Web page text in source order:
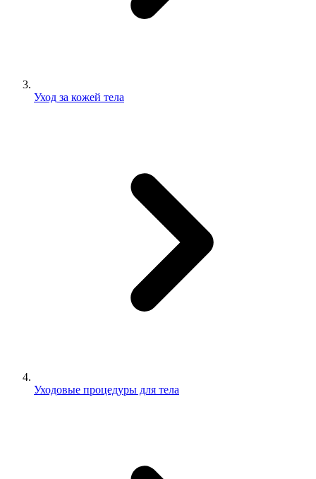
Уход за кожей тела
Уходовые процедуры для тела